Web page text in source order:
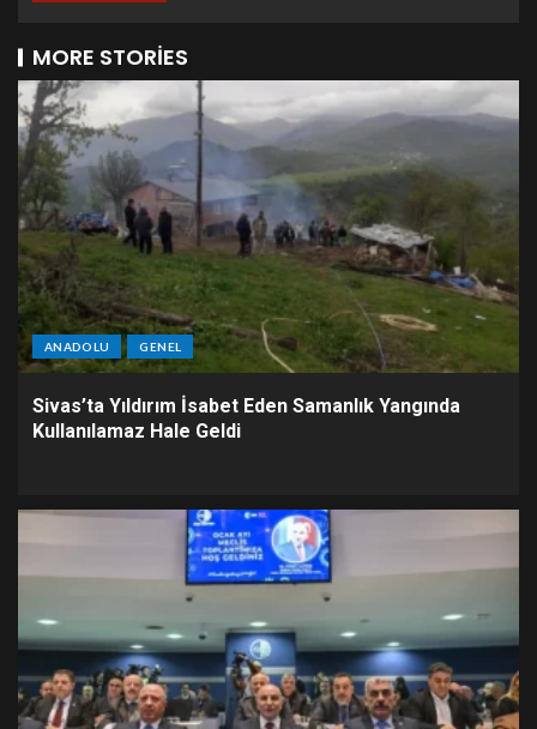
MORE STORIES
ANADOLU GENEL
Sivas’ta Yıldırım İsabet Eden Samanlık Yangında
Kullanılamaz Hale Geldi